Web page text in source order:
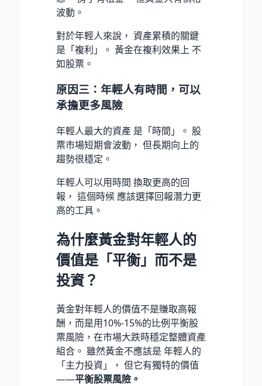
波動。
對於年輕人來說， 資產累積的關鍵
是「複利」。 黃金在複利效果上 不
如股票。
原因三：年輕人有時間，可以
承擔更多風險
年輕人最大的資產 是「時間」。 股
票市場短期會波動， 但長期向上的
趨勢很穩定。
年輕人可以用時間 換取更高的回
報， 這個時候 應該選擇回報潛力更
高的工具。
為什麼黃金對年輕人的
價值是「平衡」而不是
投資？
黃金對年輕人的價值不是賺取高報
酬，而是用10%-15%的比例平衡股
票風險，在市場大跌時穩定整體資產
組合。 雖然黃金不應該是 年輕人的
「主力投資」， 但它有獨特的價值
——平衡股票風險。